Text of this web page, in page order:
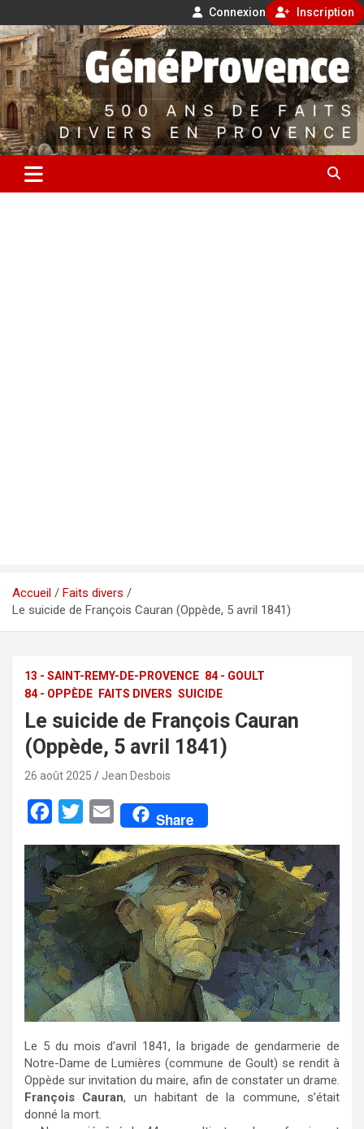
Connexion Inscription
Aller
au
contenu
GénéProvence
500 ans de faits divers en Provence
Accueil
Faits divers
Le suicide de François Cauran (Oppède, 5 avril 1841)
13 - SAINT-REMY-DE-PROVENCE 84 - GOULT
84 - OPPÈDE
FAITS DIVERS SUICIDE
Le suicide de François Cauran
(Oppède, 5 avril 1841)
26 août 2025 Jean Desbois
c
e
b
o
o
k
i
t
t
e
r
E
a
i
l
Share
Le 5 du mois d’avril 1841, la brigade de gendarmerie de
Notre-Dame de Lumières (commune de Goult) se rendit à
Oppède sur invitation du maire, afin de constater un drame.
François Cauran, un habitant de la commune, s’était
donné la mort.